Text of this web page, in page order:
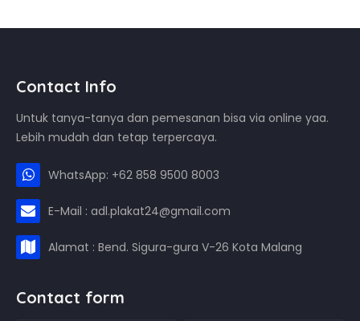
Contact Info
Untuk tanya-tanya dan pemesanan bisa via online yaa.
Lebih mudah dan tetap terpercaya.
WhatsApp: +62 858 9500 8003
E-Mail : adl.plakat24@gmail.com
Alamat : Bend. Sigura-gura V-26 Kota Malang
Contact form